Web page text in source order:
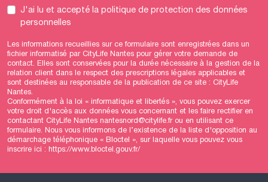
J'ai lu et acceptéla politique de protection des données
personnelles
Les informations recueillies sur ce formulaire sont enregistrées dans un
fichier informatisé par CityLife Nantes pour gérer votre demande de
contact. Elles sont conservées pour la durée nécessaire à la gestion de la
relation client dans le respect des prescriptions légales applicables et
sont destinées au responsable de la publication de ce site : CityLife
Nantes.
Conformément à la loi « informatique et libertés », vous pouvez exercer
votre droit d'accès aux données vous concernant et les faire rectifier en
contactant CityLife Nantes nantesnord@citylife.fr ou en utilisant ce
formulaire. Nous vous informons de l’existence de la liste d'opposition au
démarchage téléphonique « Bloctel », sur laquelle vous pouvez vous
inscrire ici : https://www.bloctel.gouv.fr/